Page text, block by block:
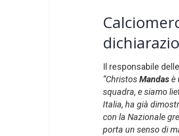
Il responsabile
“ChristosMandasè
squadra, e siamo
Italia, ha già
con la Nazionale
porta un senso di